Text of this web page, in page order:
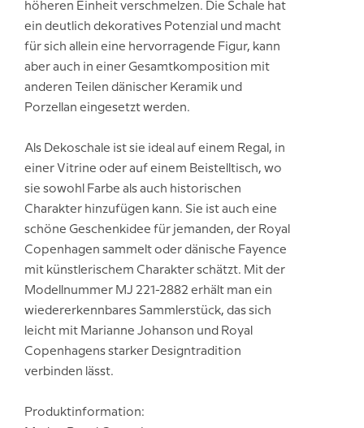
höheren Einheit verschmelzen. Die Schale hat
ein deutlich dekoratives Potenzial und macht
für sich allein eine hervorragende Figur, kann
aber auch in einer Gesamtkomposition mit
anderen Teilen dänischer Keramik und
Porzellan eingesetzt werden.
Als Dekoschale ist sie ideal auf einem Regal, in
einer Vitrine oder auf einem Beistelltisch, wo
sie sowohl Farbe als auch historischen
Charakter hinzufügen kann. Sie ist auch eine
schöne Geschenkidee für jemanden, der Royal
Copenhagen sammelt oder dänische Fayence
mit künstlerischem Charakter schätzt. Mit der
Modellnummer MJ 221-2882 erhält man ein
wiedererkennbares Sammlerstück, das sich
leicht mit Marianne Johanson und Royal
Copenhagens starker Designtradition
verbinden lässt.
Produktinformation: